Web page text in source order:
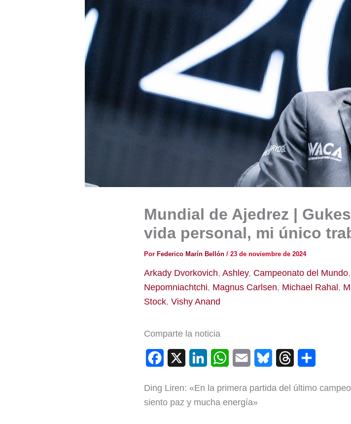
Mundial de Ajedrez |
vida personal, mi único
Por Federico Marín Bellón / 23 de noviembre de 2024
Arkady Dvorkovich, Ashley, Campeonato del Mundo,
Nepomniachtchi, Magnus Carlsen, Michael Rahal ,
Stock, Vishy Anand
Comparte la noticia
c n
W
a a u r m
Ding Liren: «En la primera partida del último
siento paz y mucha energía»